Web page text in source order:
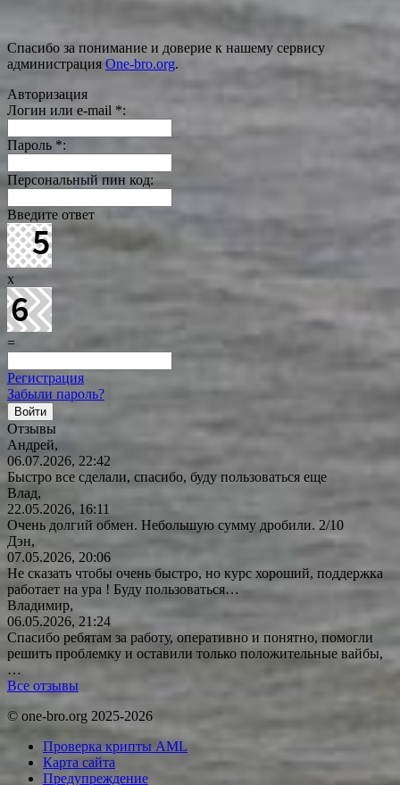
Спасибо за понимание и доверие к нашему сервису
администрация One-bro.org.
Авторизация
Логин или e-mail *:
Пароль *:
Персональный пин код:
Введите ответ
x
=
Регистрация
Забыли пароль?
Отзывы
Андрей,
06.07.2026, 22:42
Быстро все сделали, спасибо, буду пользоваться еще
Влад,
22.05.2026, 16:11
Очень долгий обмен. Небольшую сумму дробили. 2/10
Дэн,
07.05.2026, 20:06
Не сказать чтобы очень быстро, но курс хороший, поддержка
работает на ура ! Буду пользоваться…
Владимир,
06.05.2026, 21:24
Спасибо ребятам за работу, оперативно и понятно, помогли
решить проблемку и оставили только положительные вайбы,
…
Все отзывы
© one-bro.org 2025-2026
Проверка крипты AML
Карта сайта
Предупреждение